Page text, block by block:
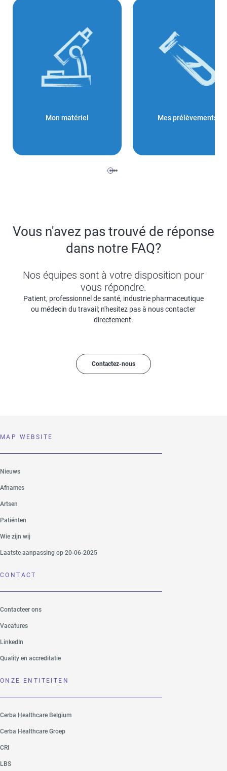
Mon matériel Mes prélèvements
Vous n'avez pas trouvé de réponse
dans notre FAQ?
Nos équipes sont à votre disposition pour
vous répondre.
Patient, professionnel de santé, industrie pharmaceutique
ou médecin du travail; n'hesitez pas à nous contacter
directement.
Contactez-nous
MAP WEBSITE
Nieuws
Afnames
Artsen
Patiënten
Wie zijn wij
Laatste aanpassing op 20-06-2025
CONTACT
Contacteer ons
Vacatures
LinkedIn
Quality en accreditatie
ONZE ENTITEITEN
Cerba Healthcare Belgium
Cerba Healthcare Groep
CRI
LBS